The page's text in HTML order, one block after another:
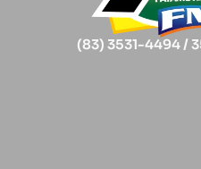
(83) 3531-4494 /